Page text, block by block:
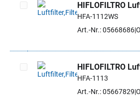
Artikel auswählen
HIFLOFILTRO
HFA-1112WS
Art.-Nr.: 05668686
Artikel auswählen
HIFLOFILTRO
HFA-1113
Art.-Nr.: 05667829